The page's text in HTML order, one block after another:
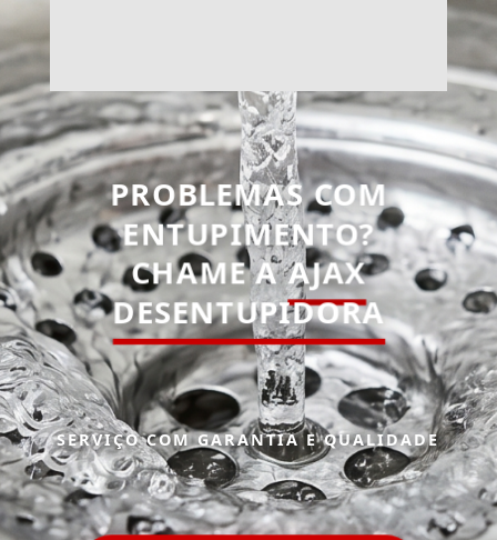
PROBLEMAS COM
ENTUPIMENTO?
CHAME AAJAX
DESENTUPIDORA
SERVIÇO COM GARANTIA E QUALIDADE